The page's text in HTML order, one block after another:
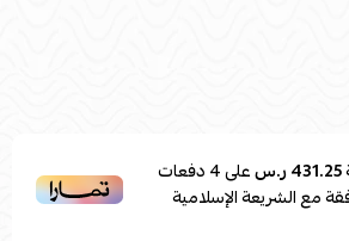
431.25 ر.س على4دفعات
مع الشريعة الإسلامية